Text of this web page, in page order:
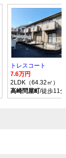
トレスコート
7.6万円
2LDK（64.32㎡）
高崎問屋町/徒歩11分